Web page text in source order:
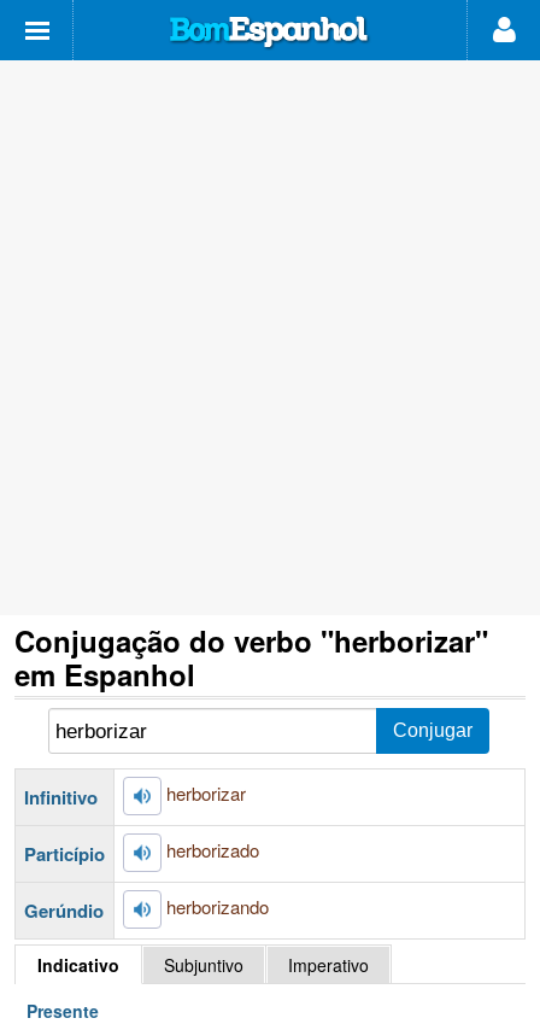
Conjugação do verbo "herborizar"
em Espanhol
Infinitivo herborizar
Particípio herborizado
Gerúndio herborizando
Indicativo Subjuntivo
Imperativo
Presente